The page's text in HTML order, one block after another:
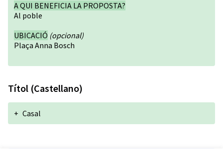
A QUI BENEFICIA LA PROPOSTA?
Al poble
UBICACIÓ (opcional)
Plaça Anna Bosch
Títol (Castellano)
+ Casal